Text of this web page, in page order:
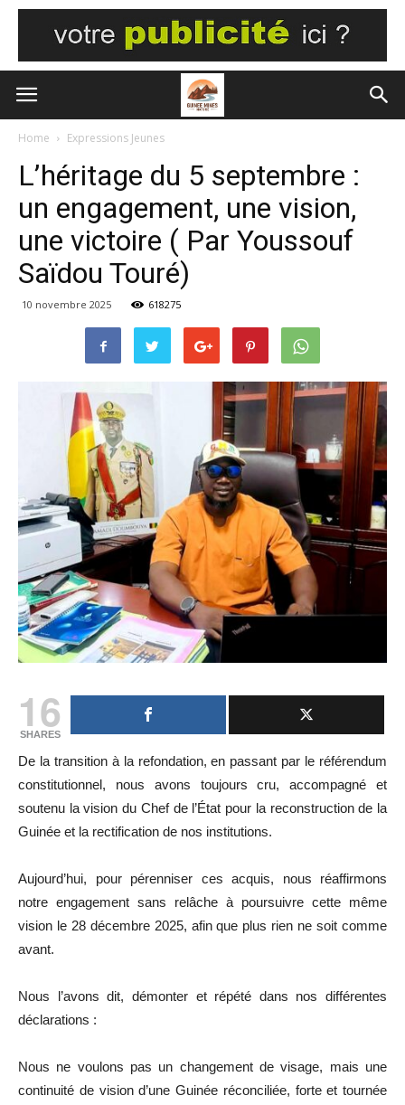
Home Expressions Jeunes
L’héritage du 5 septembre :
un engagement, une vision,
une victoire ( Par Youssouf
Saïdou Touré)
10 novembre 2025 618275
16
SHARES
De la transition à la refondation, en passant par le référendum
constitutionnel, nous avons toujours cru, accompagné et
soutenu la vision du Chef de l’État pour la reconstruction de la
Guinée et la rectification de nos institutions.
Aujourd’hui, pour pérenniser ces acquis, nous réaffirmons
notre engagement sans relâche à poursuivre cette même
vision le 28 décembre 2025, afin que plus rien ne soit comme
avant.
Nous l’avons dit, démonter et répété dans nos différentes
déclarations :
Nous ne voulons pas un changement de visage, mais une
continuité de vision d’une Guinée réconciliée, forte et tournée